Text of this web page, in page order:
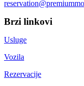
Brzi linkovi
Usluge
Vozila
Rezervacije